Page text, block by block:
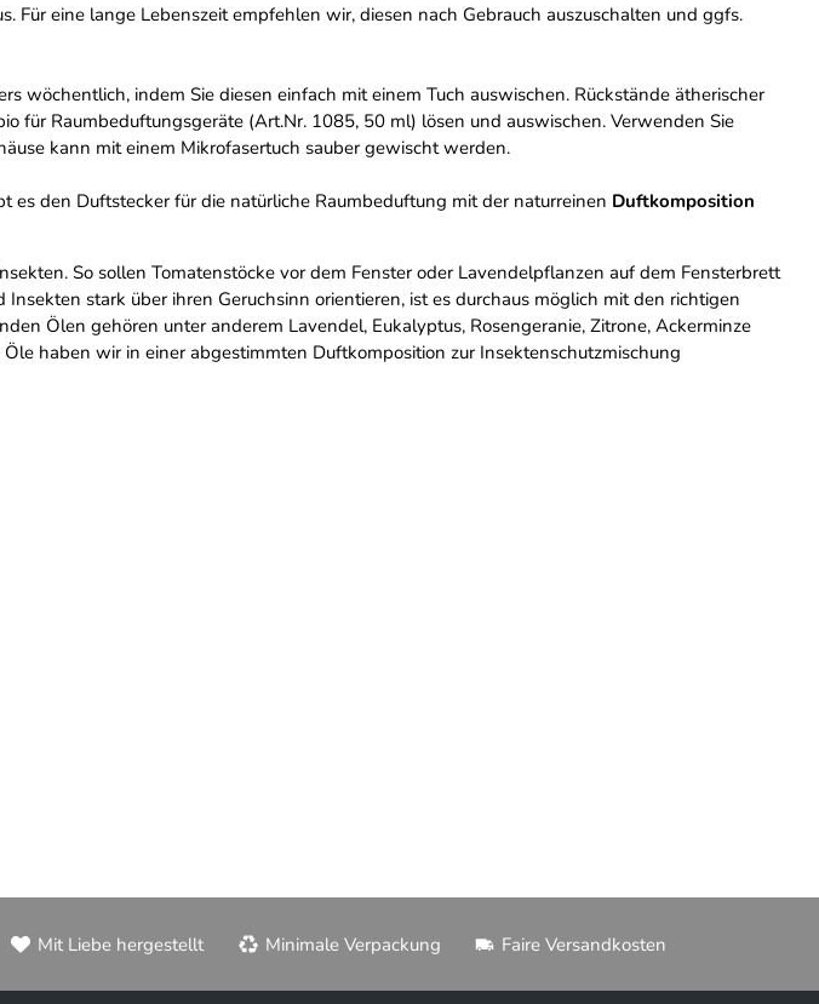
Für eine lange Lebenszeit empfehlen wir, diesen nach Gebrauch auszuschalten und ggfs.
wöchentlich, indem Sie diesen einfach mit einem Tuch auswischen. Rückstände ätherischer
für Raumbeduftungsgeräte (Art.Nr. 1085, 50 ml) lösen und auswischen. Verwenden Sie
kann mit einem Mikrofasertuch sauber gewischt werden.
es den Duftstecker für die natürliche Raumbeduftung mit der naturreinen Duftkomposition
So sollen Tomatenstöcke vor dem Fenster oder Lavendelpflanzen auf dem Fensterbrett
stark über ihren Geruchsinn orientieren, ist es durchaus möglich mit den richtigen
Ölen gehören unter anderem Lavendel, Eukalyptus, Rosengeranie, Zitrone, Ackerminze
haben wir in einer abgestimmten Duftkomposition zur Insektenschutzmischung
Mit Liebe hergestellt Minimale Verpackung Faire Versandkosten